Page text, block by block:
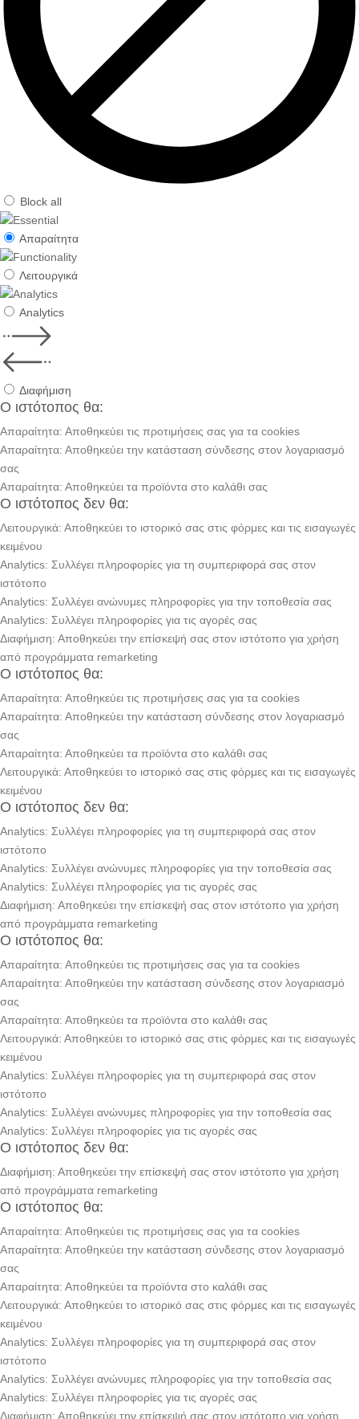
Block all
Απαραίτητα
Λειτουργικά
Analytics
Διαφήμιση
Ο ιστότοπος θα:
Απαραίτητα: Αποθηκεύει τις προτιμήσεις σας για τα cookies
Απαραίτητα: Αποθηκεύει την κατάσταση σύνδεσης στον λογαριασμό
σας
Απαραίτητα: Αποθηκεύει τα προϊόντα στο καλάθι σας
Ο ιστότοπος δεν θα:
Λειτουργικά: Αποθηκεύει το ιστορικό σας στις φόρμες και τις εισαγωγές
κειμένου
Analytics: Συλλέγει πληροφορίες για τη συμπεριφορά σας στον
ιστότοπο
Analytics: Συλλέγει ανώνυμες πληροφορίες για την τοποθεσία σας
Analytics: Συλλέγει πληροφορίες για τις αγορές σας
Διαφήμιση: Αποθηκεύει την επίσκεψή σας στον ιστότοπο για χρήση
από προγράμματα remarketing
Ο ιστότοπος θα:
Απαραίτητα: Αποθηκεύει τις προτιμήσεις σας για τα cookies
Απαραίτητα: Αποθηκεύει την κατάσταση σύνδεσης στον λογαριασμό
σας
Απαραίτητα: Αποθηκεύει τα προϊόντα στο καλάθι σας
Λειτουργικά: Αποθηκεύει το ιστορικό σας στις φόρμες και τις εισαγωγές
κειμένου
Ο ιστότοπος δεν θα:
Analytics: Συλλέγει πληροφορίες για τη συμπεριφορά σας στον
ιστότοπο
Analytics: Συλλέγει ανώνυμες πληροφορίες για την τοποθεσία σας
Analytics: Συλλέγει πληροφορίες για τις αγορές σας
Διαφήμιση: Αποθηκεύει την επίσκεψή σας στον ιστότοπο για χρήση
από προγράμματα remarketing
Ο ιστότοπος θα:
Απαραίτητα: Αποθηκεύει τις προτιμήσεις σας για τα cookies
Απαραίτητα: Αποθηκεύει την κατάσταση σύνδεσης στον λογαριασμό
σας
Απαραίτητα: Αποθηκεύει τα προϊόντα στο καλάθι σας
Λειτουργικά: Αποθηκεύει το ιστορικό σας στις φόρμες και τις εισαγωγές
κειμένου
Analytics: Συλλέγει πληροφορίες για τη συμπεριφορά σας στον
ιστότοπο
Analytics: Συλλέγει ανώνυμες πληροφορίες για την τοποθεσία σας
Analytics: Συλλέγει πληροφορίες για τις αγορές σας
Ο ιστότοπος δεν θα:
Διαφήμιση: Αποθηκεύει την επίσκεψή σας στον ιστότοπο για χρήση
από προγράμματα remarketing
Ο ιστότοπος θα:
Απαραίτητα: Αποθηκεύει τις προτιμήσεις σας για τα cookies
Απαραίτητα: Αποθηκεύει την κατάσταση σύνδεσης στον λογαριασμό
σας
Απαραίτητα: Αποθηκεύει τα προϊόντα στο καλάθι σας
Λειτουργικά: Αποθηκεύει το ιστορικό σας στις φόρμες και τις εισαγωγές
κειμένου
Analytics: Συλλέγει πληροφορίες για τη συμπεριφορά σας στον
ιστότοπο
Analytics: Συλλέγει ανώνυμες πληροφορίες για την τοποθεσία σας
Analytics: Συλλέγει πληροφορίες για τις αγορές σας
Διαφήμιση: Αποθηκεύει την επίσκεψή σας στον ιστότοπο για χρήση